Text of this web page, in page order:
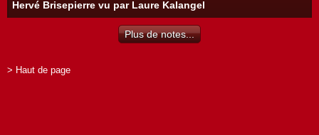
Hervé Brisepierre vu par Laure Kalangel
Plus de notes...
> Haut de page